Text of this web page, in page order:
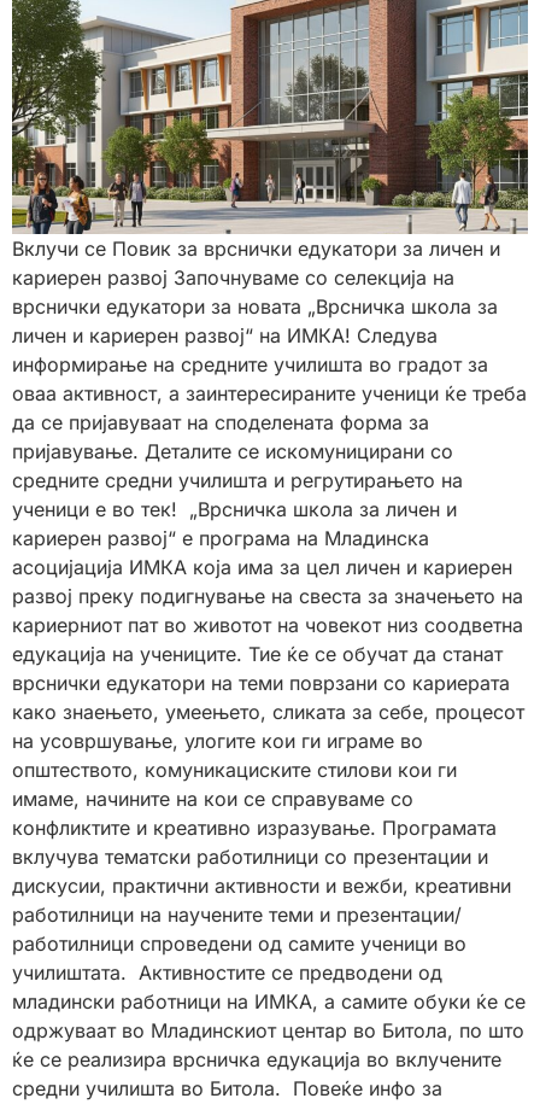
Вклучи се Повик за врснички едукатори за личен и
кариерен развој Започнуваме со селекција на
врснички едукатори за новата „Врсничка школа за
личен и кариерен развој“ на ИМКА! Следува
информирање на средните училишта во градот за
оваа активност, а заинтересираните ученици ќе треба
да се пријавуваат на споделената форма за
пријавување. Деталите се искомуницирани со
средните средни училишта и регрутирањето на
ученици е во тек! „Врсничка школа за личен и
кариерен развој“ е програма на Младинска
асоцијација ИМКА која има за цел личен и кариерен
развој преку подигнување на свеста за значењето на
кариерниот пат во животот на човекот низ соодветна
едукација на учениците. Тие ќе се обучат да станат
врснички едукатори на теми поврзани со кариерата
како знаењето, умеењето, сликата за себе, процесот
на усовршување, улогите кои ги играме во
општеството, комуникациските стилови кои ги
имаме, начините на кои се справуваме со
конфликтите и креативно изразување. Програмата
вклучува тематски работилници со презентации и
дискусии, практични активности и вежби, креативни
работилници на научените теми и презентации/
работилници спроведени од самите ученици во
училиштата. Активностите се предводени од
младински работници на ИМКА, а самите обуки ќе се
одржуваат во Младинскиот центар во Битола, по што
ќе се реализира врсничка едукација во вклучените
средни училишта во Битола. Повеќе инфо за